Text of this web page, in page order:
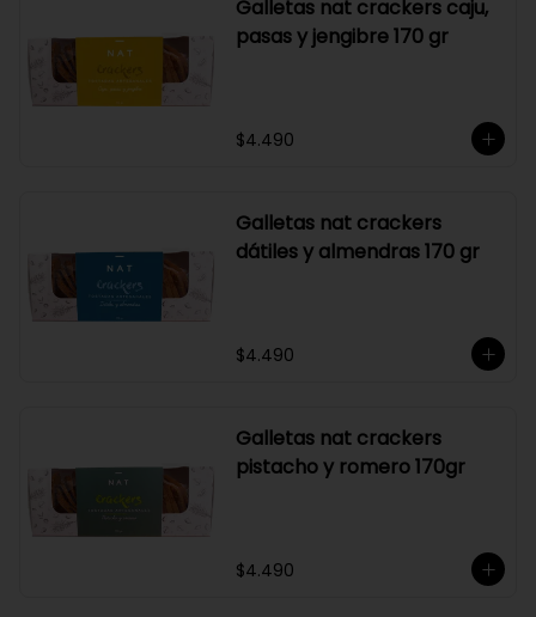
Galletas nat crackers caju,
pasas y jengibre 170 gr
$4.490
Galletas nat crackers
dátiles y almendras 170 gr
$4.490
Galletas nat crackers
pistacho y romero 170gr
$4.490